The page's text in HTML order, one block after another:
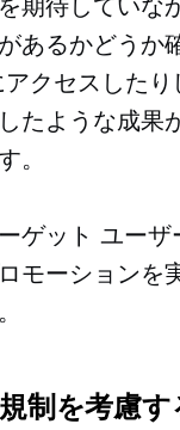
期待していな
あるかどうか
クセスした
たような成果
。
ゲット ユーザ
モーションを
制を考慮す